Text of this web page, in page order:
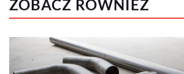
ZOBACZ RÓWNIEŻ